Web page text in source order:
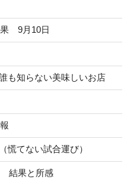
9月10日
も知らない美味しいお店
慌てない試合運び）
結果と所感